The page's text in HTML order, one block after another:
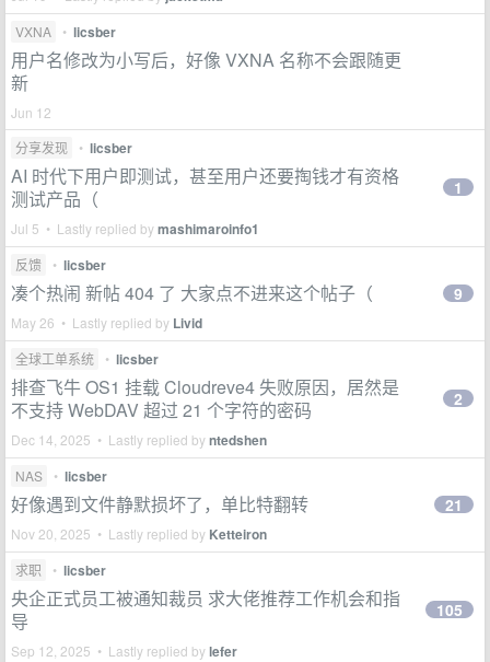
VXNA • licsber
用户名修改为小写后，好像 VXNA 名称不会跟随更
新
Jun 12
分享发现
• licsber
AI 时代下用户即测试，甚至用户还要掏钱才有资格
测试产品（
Jul 5 • Lastly replied bymashimaroinfo1
1
反馈 • licsber
凑个热闹 新帖 404 了 大家点不进来这个帖子（
May 26 • Lastly replied by Livid
9
全球工单系统 • licsber
排查飞牛 OS1 挂载 Cloudreve4 失败原因，居然是
不支持 WebDAV 超过 21 个字符的密码
Dec 14, 2025 • Lastly replied byntedshen
2
NAS • licsber
好像遇到文件静默损坏了，单比特翻转
Nov 20, 2025 • Lastly replied by Ketteiron
21
求职 • licsber
央企正式员工被通知裁员 求大佬推荐工作机会和指
导
Sep 12, 2025 • Lastly replied bylefer
105